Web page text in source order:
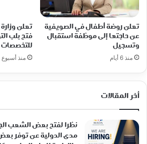
تعلن روضة أطفال في الصويفية
عن حاجتها إلى موظفة استقبال
وتسجيل
منذ 6 أيام
تعلن
فتح بلب
للتخصصات
منذ أسبوع
أخر المقالات
نظرا لفتح بعض الشعب
مدى الدولية عن توفر